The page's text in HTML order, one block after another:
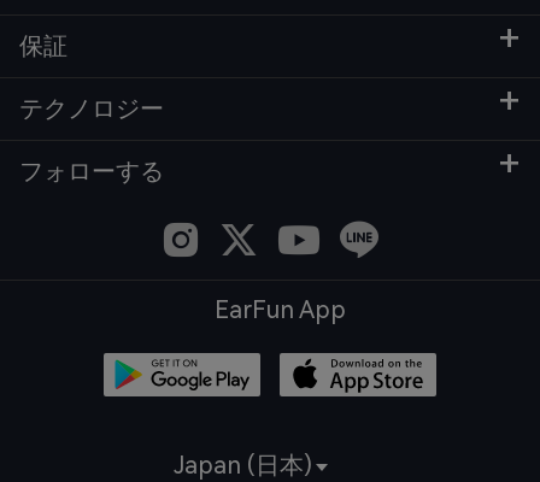
保証
テクノロジー
フォローする
EarFun App
Japan (日本)